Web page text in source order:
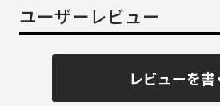
ユーザーレビュー
レビューを書